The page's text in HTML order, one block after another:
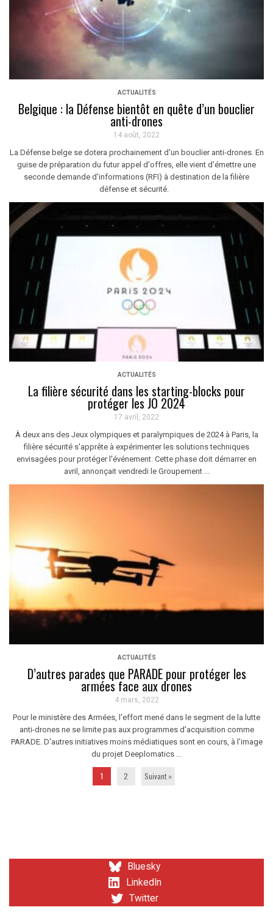
ACTUALITÉS
Belgique : la Défense bientôt en quête d’un bouclier
anti-drones
14 août, 2022
La Défense belge se dotera prochainement d'un bouclier anti-drones. En
guise de préparation du futur appel d'offres, elle vient d'émettre une
seconde demande d'informations (RFI) à destination de la filière
défense et sécurité.
ACTUALITÉS
La filière sécurité dans les starting-blocks pour
protéger les JO 2024
17 avril, 2022
À deux ans des Jeux olympiques et paralympiques de 2024 à Paris, la
filière sécurité s'apprête à expérimenter les solutions techniques
envisagées pour protéger l'événement. Cette phase doit démarrer en
avril, annonçait vendredi le Groupement ...
ACTUALITÉS
D’autres parades que PARADE pour protéger les
armées face aux drones
4 mars, 2022
Pour le ministère des Armées, l'effort mené dans le segment de la lutte
anti-drones ne se limite pas aux programmes d'acquisition comme
PARADE. D'autres initiatives moins médiatiques sont en cours, à l'image
du projet Deeplomatics ...
1 2 Suivant »
Bluesky
LinkedIn
Twitter